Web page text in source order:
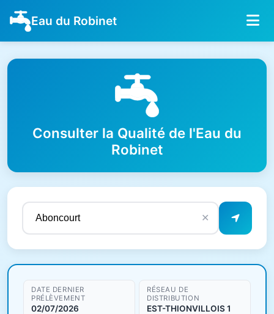
Eau du Robinet
Consulter la Qualité de l'Eau du
Robinet
✕
Résultats de qualité de l'eau
DATE DERNIER
PRÉLÈVEMENT
02/07/2026
RÉSEAU DE
DISTRIBUTION
EST-THIONVILLOIS 1